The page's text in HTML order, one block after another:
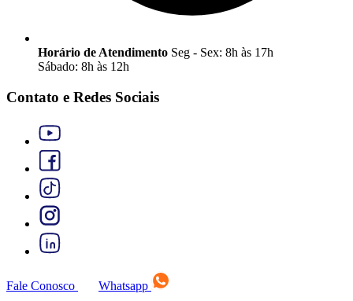
Horário de Atendimento Seg - Sex: 8h às 17h
Sábado: 8h às 12h
Contato e Redes Sociais
Fale Conosco Whatsapp